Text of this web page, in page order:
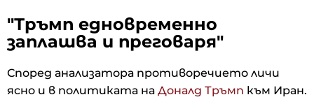
"Тръмп едновременно
заплашва и преговаря"
Според анализатора противоречието личи
ясно и в политиката на Доналд Тръмп към Иран.